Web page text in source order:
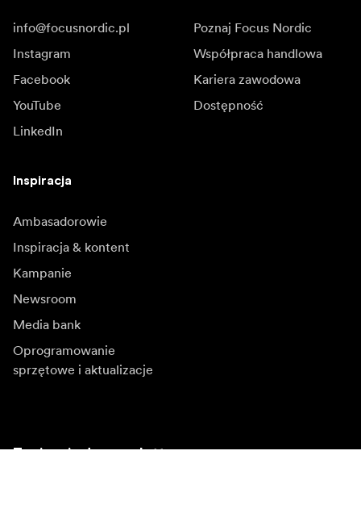
info@focusnordic.pl
Instagram
Facebook
YouTube
LinkedIn
Poznaj Focus Nordic
Współpraca handlowa
Kariera zawodowa
Dostępność
Inspiracja
Ambasadorowie
Inspiracja & kontent
Kampanie
Newsroom
Media bank
Oprogramowanie
sprzętowe i aktualizacje
Zapisz się do newslettera